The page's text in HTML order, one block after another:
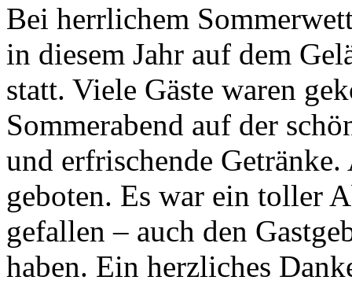
Bei herrlichem
in diesem Jahr auf dem
statt. Viele Gäste waren
Sommerabend auf der
und erfrischende
geboten. Es war ein toller
gefallen – auch den
haben. Ein herzliches